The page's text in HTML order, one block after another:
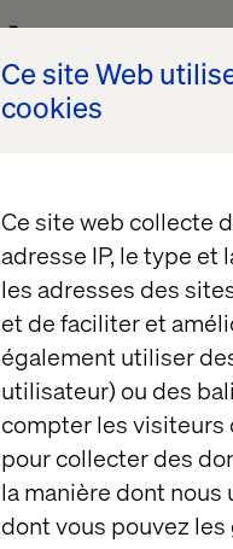
Ce site Web
cookies
Ce site web collecte
adresse IP, le type et
les adresses des
et de faciliter et
également utiliser
utilisateur) ou des
compter les visiteurs
pour collecter des
la manière dont
dont vous pouvez
À propos de
clients d’anticiper
avec leurs clients via
fois les temps de
innovateurs, design
sur 5 continents
Allemagne, Pays-
Singapour,
Si notre expertise
marketing, notre